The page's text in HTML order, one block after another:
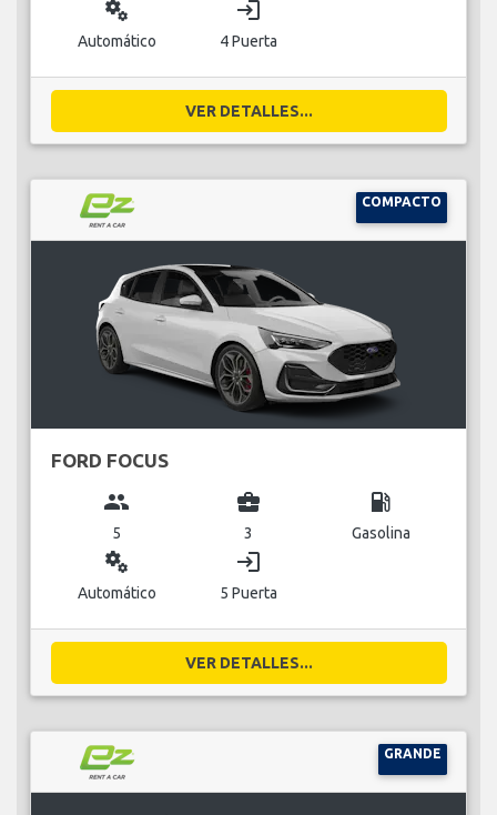
miscellaneous_services
Automático
login
4 Puerta
VER DETALLES...
COMPACTO
FORD FOCUS
group
5
business_center
3
local_gas_station
Gasolina
miscellaneous_services
Automático
login
5 Puerta
VER DETALLES...
GRANDE